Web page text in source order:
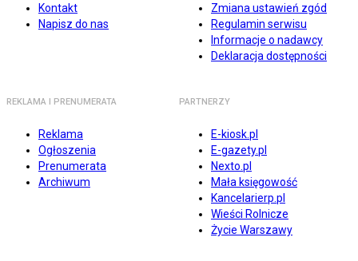
Kontakt
Napisz do nas
Zmiana ustawień zgód
Regulamin serwisu
Informacje o nadawcy
Deklaracja dostępności
REKLAMA I PRENUMERATA
Reklama
Ogłoszenia
Prenumerata
Archiwum
PARTNERZY
E-kiosk.pl
E-gazety.pl
Nexto.pl
Mała księgowość
Kancelarierp.pl
Wieści Rolnicze
Życie Warszawy